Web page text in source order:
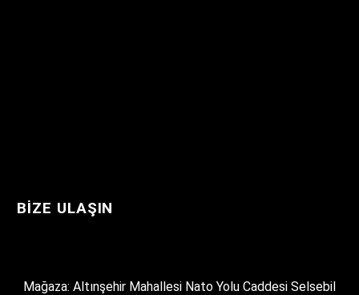
BIZE ULAŞIN
Mağaza: Altınşehir Mahallesi Nato Yolu Caddesi Selsebil